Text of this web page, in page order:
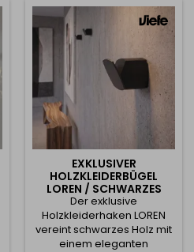
Die stabile
Metallkonstruktion bietet
einen zuverlässigen Platz
EXKLUSIVER
HOLZKLEIDERBÜGEL
LOREN / SCHWARZES
HOLZ - SCHWARZ
Der exklusive
Holzkleiderhaken LOREN
vereint schwarzes Holz mit
einem eleganten